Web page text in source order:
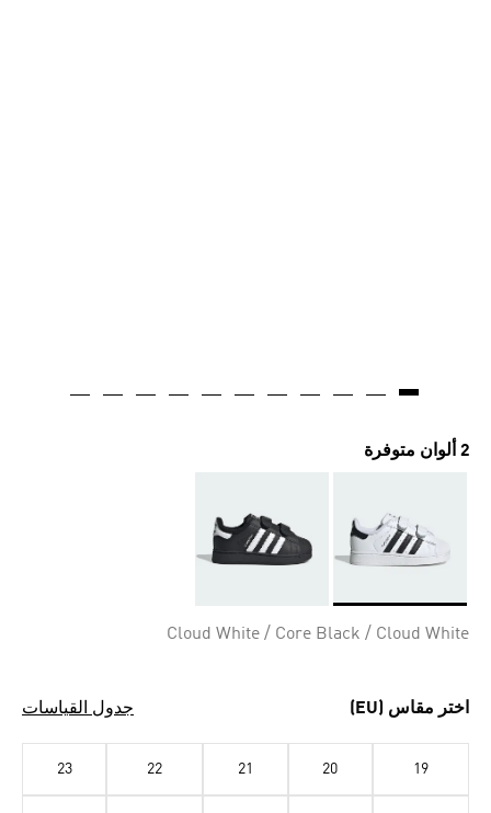
2 ألوان متوفرة
Cloud White / Core Black / Cloud White
اختر مقاس (EU) جدول القياسات
19
20
21
22
23